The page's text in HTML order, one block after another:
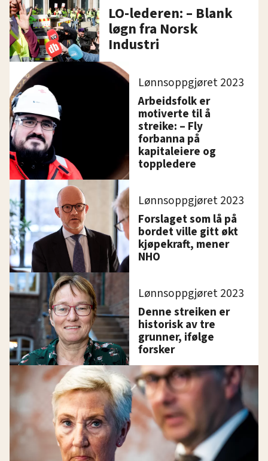
LO-lederen: – Blank
løgn fra Norsk
Industri
Lønnsoppgjøret 2023
Arbeidsfolk er
motiverte til å
streike: – Fly
forbanna på
kapitaleiere og
toppledere
Lønnsoppgjøret 2023
Forslaget som lå på
bordet ville gitt økt
kjøpekraft, mener
NHO
Lønnsoppgjøret 2023
Denne streiken er
historisk av tre
grunner, ifølge
forsker